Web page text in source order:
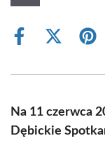
Share
Share
(Twitter)
Na 11 czerwca
Dębickie